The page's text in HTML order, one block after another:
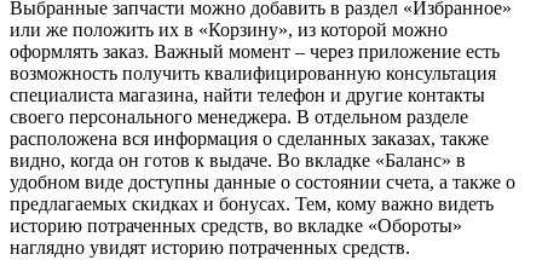
Выбранные запчасти можно добавить в раздел «Избранное»
или же положить их в «Корзину», из которой можно
оформлять заказ. Важный момент – через приложение есть
возможность получить квалифицированную консультация
специалиста магазина, найти телефон и другие контакты
своего персонального менеджера. В отдельном разделе
расположена вся информация о сделанных заказах, также
видно, когда он готов к выдаче. Во вкладке «Баланс» в
удобном виде доступны данные о состоянии счета, а также о
предлагаемых скидках и бонусах. Тем, кому важно видеть
историю потраченных средств, во вкладке «Обороты»
наглядно увидят историю потраченных средств.